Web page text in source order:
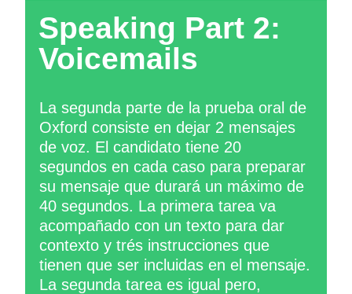
Speaking Part 2:
Voicemails
La segunda parte de la prueba oral de
Oxford consiste en dejar 2 mensajes
de voz. El candidato tiene 20
segundos en cada caso para preparar
su mensaje que durará un máximo de
40 segundos. La primera tarea va
acompañado con un texto para dar
contexto y trés instrucciones que
tienen que ser incluidas en el mensaje.
La segunda tarea es igual pero,